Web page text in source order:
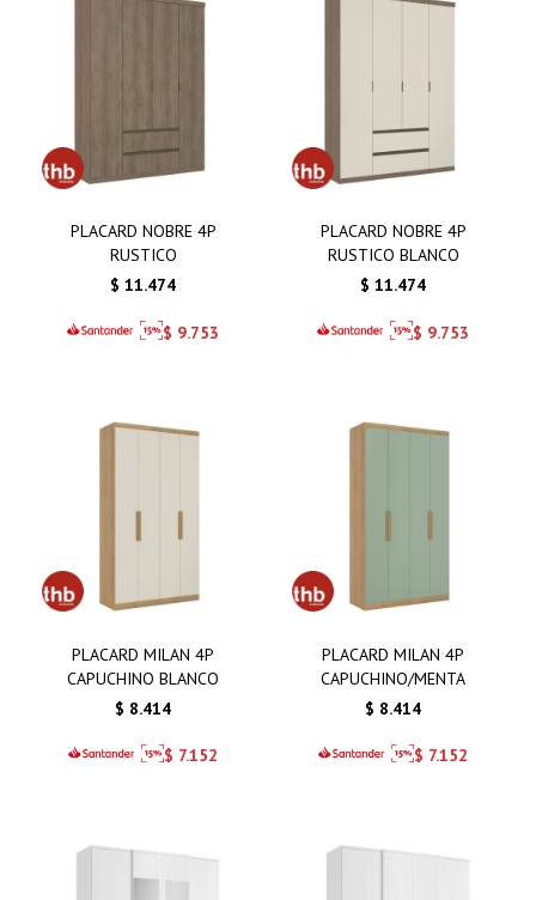
PLACARD NOBRE 4P
RUSTICO
$ 11.474
$ 9.753
PLACARD NOBRE 4P
RUSTICO BLANCO
$ 11.474
$ 9.753
PLACARD MILAN 4P
CAPUCHINO BLANCO
$ 8.414
$ 7.152
PLACARD MILAN 4P
CAPUCHINO/MENTA
$ 8.414
$ 7.152